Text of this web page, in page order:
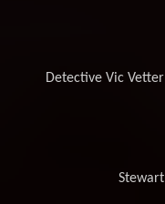
Detective Vic Vetter
Stewart